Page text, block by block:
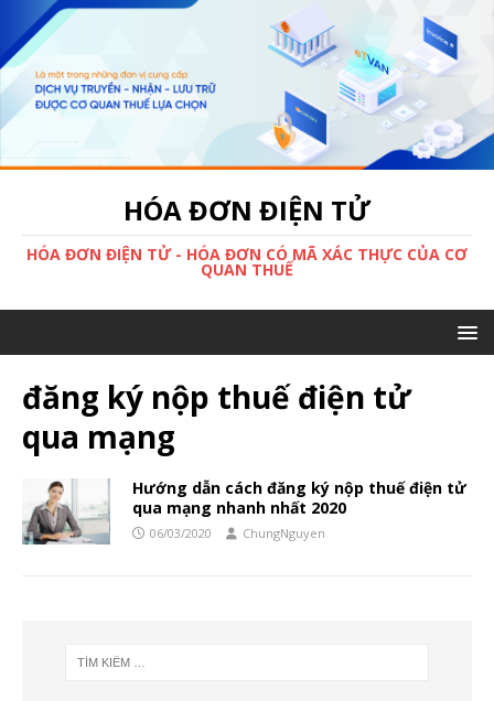
HÓA ĐƠN ĐIỆN TỬ
HÓA ĐƠN ĐIỆN TỬ - HÓA ĐƠN CÓ MÃ XÁC THỰC CỦA CƠ
QUAN THUẾ
đăng ký nộp thuế điện tử
qua mạng
Hướng dẫn cách đăng ký nộp thuế điện tử
qua mạng nhanh nhất 2020
06/03/2020 ChungNguyen